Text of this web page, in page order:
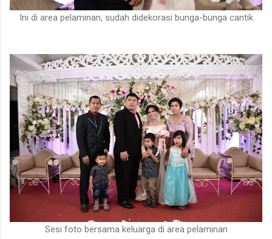
Ini di area pelaminan, sudah didekorasi bunga-bunga cantik
Sesi foto bersama keluarga di area pelaminan